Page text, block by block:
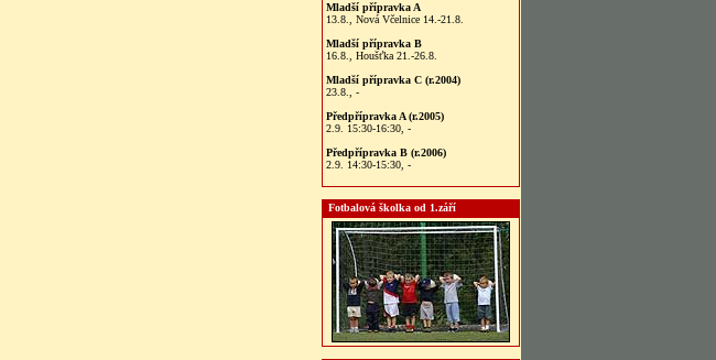
Mladší přípravka A
13.8., Nová Včelnice 14.-21.8.
Mladší přípravka B
16.8., Houšťka 21.-26.8.
Mladší přípravka C (r.2004)
23.8., -
Předpřípravka A (r.2005)
2.9. 15:30-16:30, -
Předpřípravka B (r.2006)
2.9. 14:30-15:30, -
Fotbalová školka od 1.září